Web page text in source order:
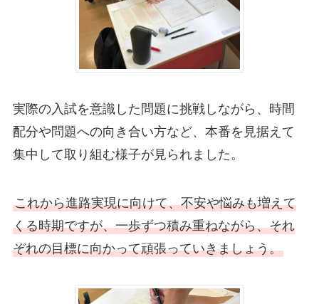
実際の入試を意識した問題に挑戦しながら、時間
配分や問題への向き合い方など、本番を見据えて
集中して取り組む様子が見られました。
これから進路実現に向けて、不安や悩みも増えて
くる時期ですが、一歩ずつ積み重ねながら、それ
ぞれの目標に向かって頑張っていきましょう。